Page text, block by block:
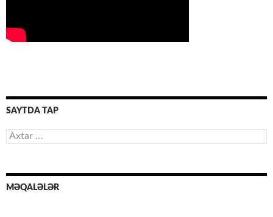
SAYTDA TAP
Axtarış:
MƏQALƏLƏR